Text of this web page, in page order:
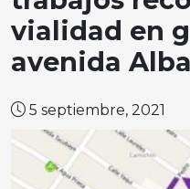
vialidad en
avenida
5 septiembre, 2021